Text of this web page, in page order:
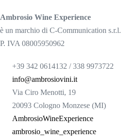
Ambrosio Wine Experience
è un marchio di C-Communication s.r.l.
P. IVA 08005950962
+39 342 0614132 / 338 9973722
info@ambrosiovini.it
Via Ciro Menotti, 19
20093 Cologno Monzese (MI)
AmbrosioWineExperience
ambrosio_wine_experience